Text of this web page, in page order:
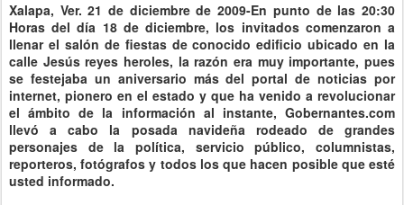
Xalapa, Ver. 21 de diciembre de 2009-En punto de las 20:30
Horas del día 18 de diciembre, los invitados comenzaron a
llenar el salón de fiestas de conocido edificio ubicado en la
calle Jesús reyes heroles, la razón era muy importante, pues
se festejaba un aniversario más del portal de noticias por
internet, pionero en el estado y que ha venido a revolucionar
el ámbito de la información al instante, Gobernantes.com
llevó a cabo la posada navideña rodeado de grandes
personajes de la política, servicio público, columnistas,
reporteros, fotógrafos y todos los que hacen posible que esté
usted informado.